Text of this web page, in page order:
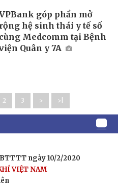
góp phần mở
rộng hệ sinh thái y tế số
cùng Medcomm tại Bệnh
Quân y 7A
2 3 > >|
ngày 10/2/2020
VIỆT NAM